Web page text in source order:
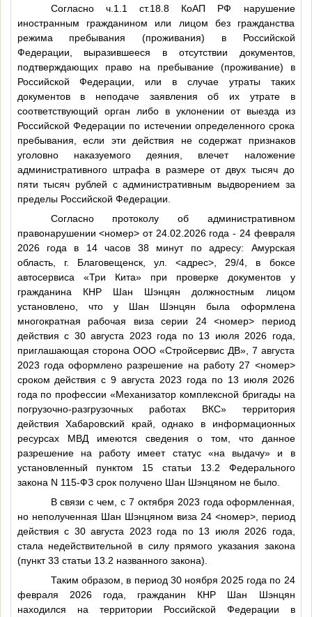
Согласно ч.1.1 ст.18.8 КоАП РФ нарушение
иностранным гражданином или лицом без гражданства
режима пребывания (проживания) в Российской
Федерации, выразившееся в отсутствии документов,
подтверждающих право на пребывание (проживание) в
Российской Федерации, или в случае утраты таких
документов в неподаче заявления об их утрате в
соответствующий орган либо в уклонении от выезда из
Российской Федерации по истечении определенного срока
пребывания, если эти действия не содержат признаков
уголовно наказуемого деяния, влечет наложение
административного штрафа в размере от двух тысяч до
пяти тысяч рублей с административным выдворением за
пределы Российской Федерации.
Согласно протоколу об административном
правонарушении<номер> от 24.02.2026 года - 24 февраля
2026 года в 14 часов 38 минут по адресу: Амурская
область, г. Благовещенск, ул.
<адрес> , 29/4, в боксе
автосервиса «Три Кита» при проверке документов у
гражданина КНР Шан Шэнцян должностным лицом
установлено, что у Шан Шэнцян была оформлена
многократная рабочая виза серии 24 <номер> период
действия с 30 августа 2023 года по 13 июля 2026 года,
приглашающая сторона ООО «Стройсервис ДВ», 7 августа
2023 года оформлено разрешение на работу 27 <номер>
сроком действия с 9 августа 2023 года по 13 июля 2026
года по профессии «Механизатор комплексной бригады на
погрузочно-разгрузочных работах ВКС» территория
действия Хабаровский край, однако в информационных
ресурсах МВД имеются сведения о том, что данное
разрешение на работу имеет статус «на выдачу» и в
установленный пунктом 15 статьи 13.2 Федерального
закона N 115-ФЗ срок получено Шан Шэнцяном не было.
В связи с чем, с 7 октября 2023 года оформленная,
но неполученная Шан Шэнцяном виза 24 <номер>, период
действия с 30 августа 2023 года по 13 июля 2026 года,
стала недействительной в силу прямого указания закона
(пункт 33 статьи 13.2 названного закона).
Таким образом, в период 30 ноября 2025 года по 24
февраля 2026 года, гражданин КНР Шан Шэнцян
находился на территории Российской Федерации в